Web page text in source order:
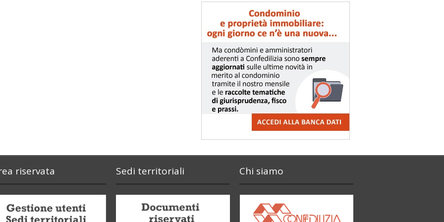
riservata Sedi territoriali Chi siamo